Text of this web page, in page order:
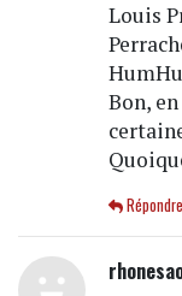
Louis
Bon,
Répondre